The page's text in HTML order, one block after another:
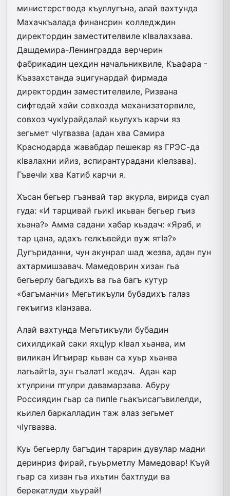
министерствода къуллугъна, алай вахтунда
Махачкъалада финансрин колледждин
директордин заместителвиле кIвалахзава.
Дашдемира-Ленинградда верчерин
фабрикадин цехдин начальниквиле, Къафара -
Къазахстанда эцигунардай фирмада
директордин заместителвиле, Ризвана
сифтедай хайи совхозда механизаторвиле,
совхоз чукIурайдалай кьулухъ карчи яз
зегьмет чIугвазва (адан хва Самира
Краснодарда жавабдар пешекар яз ГРЭС-да
кIвалахни ийиз, аспирантурадани кIелзава).
ГъвечIи хва Катиб карчи я.
Хъсан бегьер гъанвай тар акурла, вирида суал
гуда: «И тарцивай гьикI икьван бегьер гъиз
хьана?» Амма садани хабар кьадач: «Яраб, и
тар цана, адахъ гелкъвейди вуж ятIа?»
Дугъриданни, чун акунрал шад жезва, адан пун
ахтармишзавач. Мамедоврин хизан гьа
бегьерлу багъдихъ ва гьа багъ кутур
«багъманчи» Мегьтикъули бубадихъ галаз
гекъигиз кIанзава.
Алай вахтунда Мегьтикъули бубадин
сихилдикай саки яхцIур кIвал хьанва, им
виликан Игъирар кьван са хуьр хьанва
лагьайтIа, зун гъалатI жедач. Адан кар
хтулрини птулри давамарзава. Абуру
Россиядин гьар са пипIе гьакъисагъвилелди,
кьилел баркалладин таж алаз зегьмет
чIугвазва.
Куь бегьерлу багъдин тарарин дувулар мадни
деринриз фирай, гьуьрметлу Мамедовар! Къуй
гьар са хизан гьа ихьтин бахтлуди ва
берекатлуди хьурай!